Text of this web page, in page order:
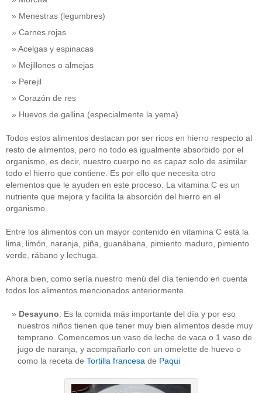
Menestras (legumbres)
Carnes rojas
Acelgas y espinacas
Mejillones o almejas
Perejil
Corazón de res
Huevos de gallina (especialmente la yema)
Todos estos alimentos destacan por ser ricos en hierro respecto al
resto de alimentos, pero no todo es igualmente absorbido por el
organismo, es decir, nuestro cuerpo no es capaz solo de asimilar
todo el hierro que contiene. Es por ello que necesita otro
elementos que le ayuden en este proceso. La vitamina C es un
nutriente que mejora y facilita la absorción del hierro en el
organismo.
Entre los alimentos con un mayor contenido en vitamina C está la
lima, limón, naranja, piña, guanábana, pimiento maduro, pimiento
verde, rábano y lechuga.
Ahora bien, como sería nuestro menú del día teniendo en cuenta
todos los alimentos mencionados anteriormente.
Desayuno: Es la comida más importante del día y por eso
nuestros niños tienen que tener muy bien alimentos desde muy
temprano. Comencemos un vaso de leche de vaca o 1 vaso de
jugo de naranja, y acompañarlo con un omelette de huevo o
como la receta de Tortilla francesa de Paqui